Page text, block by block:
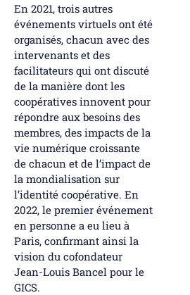
En 2021, trois autres
événements virtuels ont été
organisés, chacun avec des
intervenants et des
facilitateurs qui ont discuté
de la manière dont les
coopératives innovent pour
répondre aux besoins des
membres, des impacts de la
vie numérique croissante
de chacun et de l’impact de
la mondialisation sur
l’identité coopérative. En
2022, le premier événement
en personne a eu lieu à
Paris, confirmant ainsi la
vision du cofondateur
Jean-Louis Bancel pour le
GICS.